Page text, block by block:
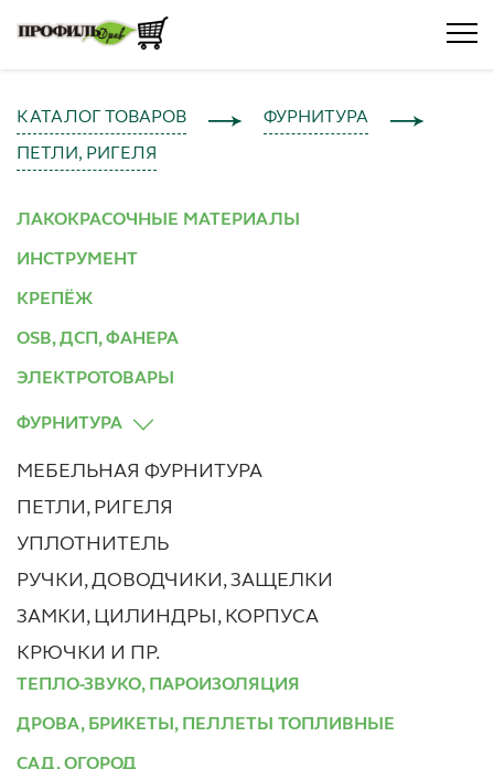
КАТАЛОГ ТОВАРОВ ФУРНИТУРА
ПЕТЛИ, РИГЕЛЯ
ЛАКОКРАСОЧНЫЕ МАТЕРИАЛЫ
ИНСТРУМЕНТ
КРЕПЁЖ
OSB, ДСП, ФАНЕРА
ЭЛЕКТРОТОВАРЫ
ФУРНИТУРА
МЕБЕЛЬНАЯ ФУРНИТУРА
ПЕТЛИ, РИГЕЛЯ
УПЛОТНИТЕЛЬ
РУЧКИ, ДОВОДЧИКИ, ЗАЩЕЛКИ
ЗАМКИ, ЦИЛИНДРЫ, КОРПУСА
КРЮЧКИ И ПР.
ТЕПЛО-ЗВУКО, ПАРОИЗОЛЯЦИЯ
ДРОВА, БРИКЕТЫ, ПЕЛЛЕТЫ ТОПЛИВНЫЕ
САД, ОГОРОД